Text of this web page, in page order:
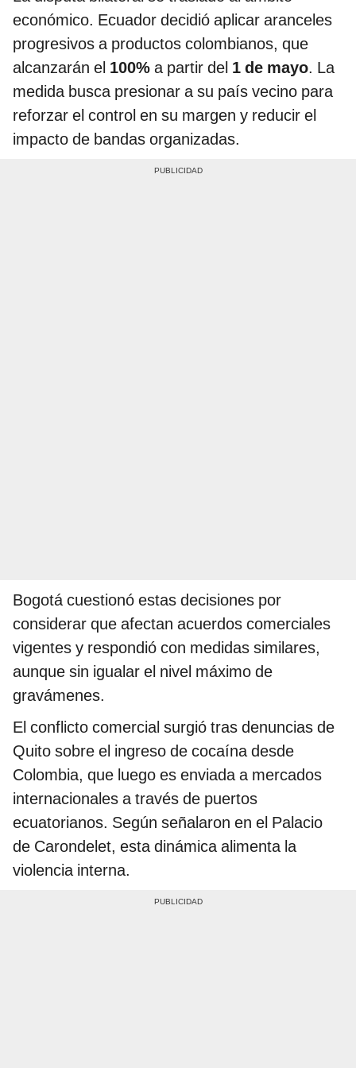
económico. Ecuador decidió aplicar aranceles
progresivos a productos colombianos, que
alcanzarán el 100% a partir del 1 de mayo. La
medida busca presionar a su país vecino para
reforzar el control en su margen y reducir el
impacto de bandas organizadas.
Bogotá cuestionó estas decisiones por
considerar que afectan acuerdos comerciales
vigentes y respondió con medidas similares,
aunque sin igualar el nivel máximo de
gravámenes.
El conflicto comercial surgió tras denuncias de
Quito sobre el ingreso de cocaína desde
Colombia, que luego es enviada a mercados
internacionales a través de puertos
ecuatorianos. Según señalaron en el Palacio
de Carondelet, esta dinámica alimenta la
violencia interna.